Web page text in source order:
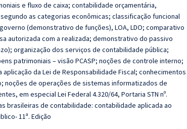
e fluxo de caixa; contabilidade orçamentária,
as categorias econômicas; classificação funcional
(demonstrativo de funções), LOA, LDO; comparativo
autorizada com a realizada; demonstrativo do passivo
organização dos serviços de contabilidade pública;
patrimoniais – visão PCASP; noções de controle interno;
da Lei de Responsabilidade Fiscal; conhecimentos
noções de operações de sistemas informatizados de
em especial Lei Federal 4.320/64, Portaria STN nº.
brasileiras de contabilidade: contabilidade aplicada ao
11ª. Edição